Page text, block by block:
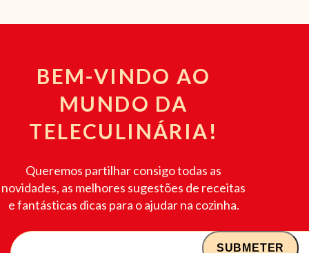
BEM-VINDO AO
MUNDO DA
TELECULINÁRIA!
Queremos partilhar consigo todas as
novidades, as melhores sugestões de receitas
e fantásticas dicas para o ajudar na cozinha.